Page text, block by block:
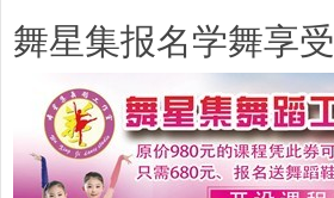
舞星集报名学舞享受